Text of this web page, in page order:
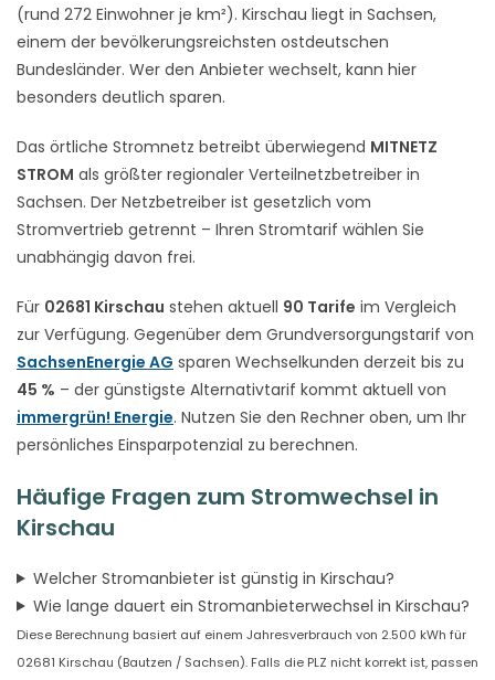
(rund 272 Einwohner je km²). Kirschau liegt in Sachsen,
einem der bevölkerungsreichsten ostdeutschen
Bundesländer. Wer den Anbieter wechselt, kann hier
besonders deutlich sparen.
Das örtliche Stromnetz betreibt überwiegend MITNETZ
STROM als größter regionaler Verteilnetzbetreiber in
Sachsen. Der Netzbetreiber ist gesetzlich vom
Stromvertrieb getrennt – Ihren Stromtarif wählen Sie
unabhängig davon frei.
Für 02681 Kirschau stehen aktuell 90 Tarife im Vergleich
zur Verfügung. Gegenüber dem Grundversorgungstarif von
SachsenEnergie AG sparen Wechselkunden derzeit bis zu
45 % – der günstigste Alternativtarif kommt aktuell von
immergrün! Energie. Nutzen Sie den Rechner oben, um Ihr
persönliches Einsparpotenzial zu berechnen.
Häufige Fragen zum Stromwechsel in
Kirschau
Welcher Stromanbieter ist günstig in Kirschau?
Wie lange dauert ein Stromanbieterwechsel in Kirschau?
Diese Berechnung basiert auf einem Jahresverbrauch von 2.500 kWh für
02681 Kirschau (Bautzen / Sachsen). Falls die PLZ nicht korrekt ist, passen